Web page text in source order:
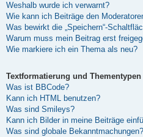
Weshalb wurde ich verwarnt?
Wie kann ich Beiträge den
Was bewirkt die „Speichern“-
Warum muss mein Beitrag erst
Wie markiere ich ein Thema als neu?
Textformatierung und Thementypen
Was ist BBCode?
Kann ich HTML benutzen?
Was sind Smileys?
Kann ich Bilder in meine Beiträge
Was sind globale Bekanntmachungen?